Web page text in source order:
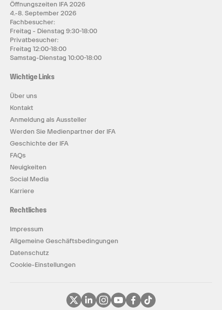
Öffnungszeiten IFA 2026
4.-8. September 2026
Fachbesucher:
Freitag - Dienstag 9:30-18:00
Privatbesucher:
Freitag 12:00-18:00
Samstag-Dienstag 10:00-18:00
Wichtige Links
Über uns
Kontakt
Anmeldung als Aussteller
Werden Sie Medienpartner der IFA
Geschichte der IFA
FAQs
Neuigkeiten
Social Media
Karriere
Rechtliches
Impressum
Allgemeine Geschäftsbedingungen
Datenschutz
Cookie-Einstellungen